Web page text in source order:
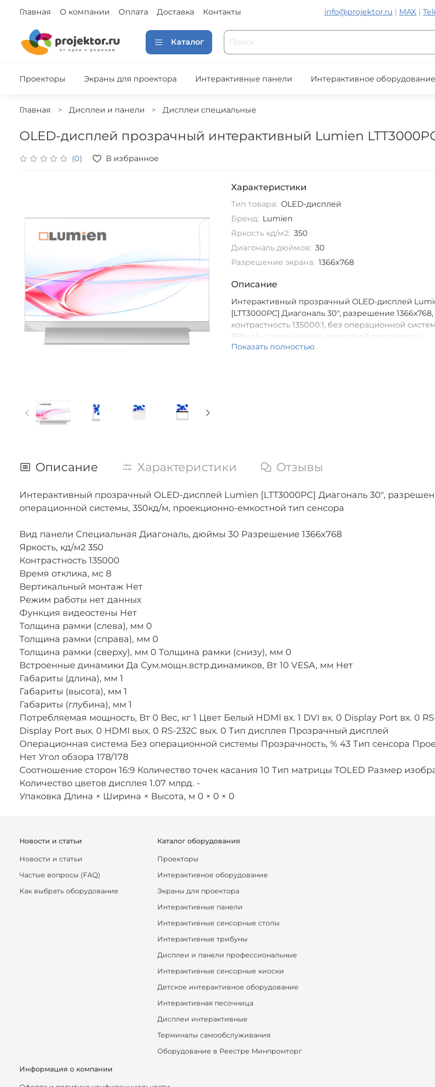
Главная О компании Оплата Доставка Контакты info@projektor.ru MAX
Каталог
Проекторы Экраны для проектора Интерактивные панели Интерактивное оборудование
Главная Дисплеи и панели Дисплеи специальные
OLED-дисплей прозрачный интерактивный Lumien
(0) В избранное
Характеристики
Тип товара: OLED-дисплей
Бренд: Lumien
Яркость кд/м2: 350
Диагональ дюймов: 30
Разрешение экрана: 1366x768
Описание
Интерактивный прозрачный OLED-дисплей
[LTT3000PC] Диагональ 30", разрешение 1366х768,
контрастность 135000:1, без операционной
350кд/м, проекционно-емкостной тип сенсора
Показать полностью
Описание Характеристики Отзывы
Интерактивный прозрачный OLED-дисплей Lumien [LTT3000PC] Диагональ 30",
операционной системы, 350кд/м, проекционно-емкостной тип сенсора
Вид панели Специальная Диагональ, дюймы 30 Разрешение 1366x768
Яркость, кд/м2 350
Контрастность 135000
Время отклика, мс 8
Вертикальный монтаж Нет
Режим работы нет данных
Функция видеостены Нет
Толщина рамки (слева), мм 0
Толщина рамки (справа), мм 0
Толщина рамки (сверху), мм 0 Толщина рамки (снизу), мм 0
Встроенные динамики Да Сум.мощн.встр.динамиков, Вт 10 VESA, мм Нет
Габариты (длина), мм 1
Габариты (высота), мм 1
Габариты (глубина), мм 1
Потребляемая мощность, Вт 0 Вес, кг 1 Цвет Белый HDMI вх. 1 DVI вх. 0 Display Port вх. 0
Display Port вых. 0 HDMI вых. 0 RS-232C вых. 0 Тип дисплея Прозрачный дисплей
Операционная система Без операционной системы Прозрачность, % 43 Тип сенсора
Нет Угол обзора 178/178
Соотношение сторон 16:9 Количество точек касания 10 Тип матрицы TOLED Размер
Количество цветов дисплея 1.07 млрд. -
Упаковка Длина × Ширина × Высота, м 0 × 0 × 0
Новости и статьи
Новости и статьи
Частые вопросы (FAQ)
Как выбрать оборудование
Каталог оборудования
Проекторы
Интерактивное оборудование
Экраны для проектора
Интерактивные панели
Интерактивные сенсорные столы
Интерактивные трибуны
Дисплеи и панели профессиональные
Интерактивные сенсорные киоски
Детское интерактивное оборудование
Интерактивная песочница
Дисплеи интерактивные
Терминалы самообслуживания
Оборудование в Реестре Минпромторг
Информация о компании